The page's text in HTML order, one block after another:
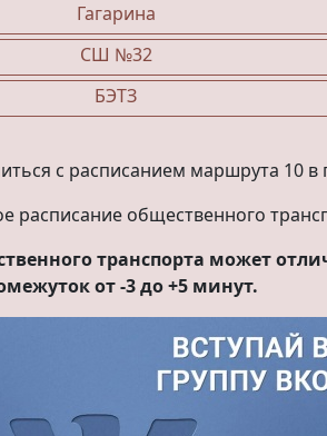
Гагарина
СШ №32
БЭТЗ
с расписанием маршрута 10 в
расписание общественного
транспорта может
от -3 до +5 минут.